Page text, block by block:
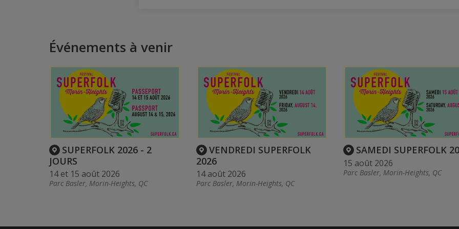
Événements à venir
SUPERFOLK 2026 - 2
JOURS
14 et 15 août 2026
Parc Basler, Morin-Heights, QC
VENDREDI SUPERFOLK
2026
14 août 2026
Parc Basler, Morin-Heights, QC
SAMEDI SUPERFOLK
15 août 2026
Parc Basler, Morin-Heights, QC